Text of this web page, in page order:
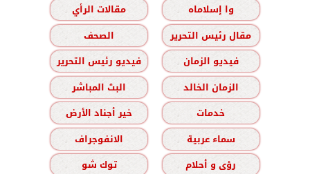
وا إسلاماه
مقالات الرأي
مقال رئيس التحرير
الصحف
فيديو الزمان
فيديو رئيس التحرير
الزمان الخالد
البث المباشر
خدمات
خير أجناد الأرض
سماء عربية
الانفوجراف
رؤى و أحلام
توك شو